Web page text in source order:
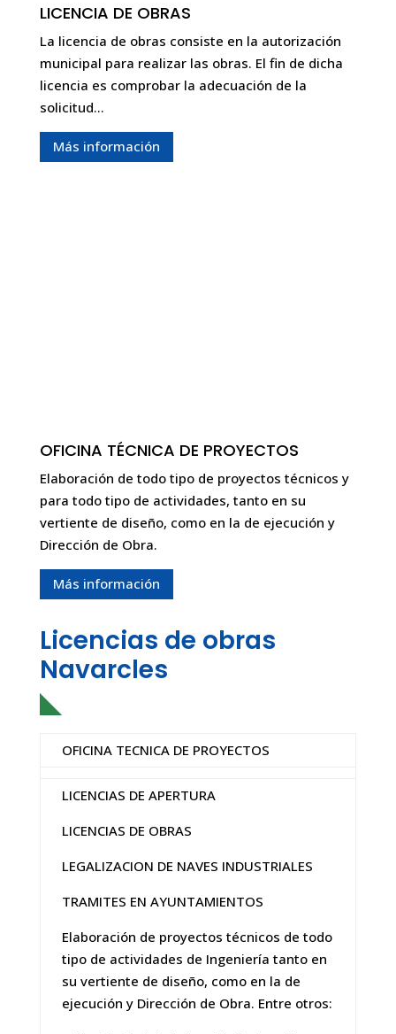
LICENCIA DE OBRAS
La licencia de obras consiste en la autorización
municipal para realizar las obras. El fin de dicha
licencia es comprobar la adecuación de la
solicitud…
Más información
OFICINA TÉCNICA DE PROYECTOS
Elaboración de todo tipo de proyectos técnicos y
para todo tipo de actividades, tanto en su
vertiente de diseño, como en la de ejecución y
Dirección de Obra.
Más información
Licencias de obras
Navarcles
OFICINA TECNICA DE PROYECTOS
LICENCIAS DE APERTURA
LICENCIAS DE OBRAS
LEGALIZACION DE NAVES INDUSTRIALES
TRAMITES EN AYUNTAMIENTOS
Elaboración de proyectos técnicos de todo
tipo de actividades de Ingeniería tanto en
su vertiente de diseño, como en la de
ejecución y Dirección de Obra. Entre otros: